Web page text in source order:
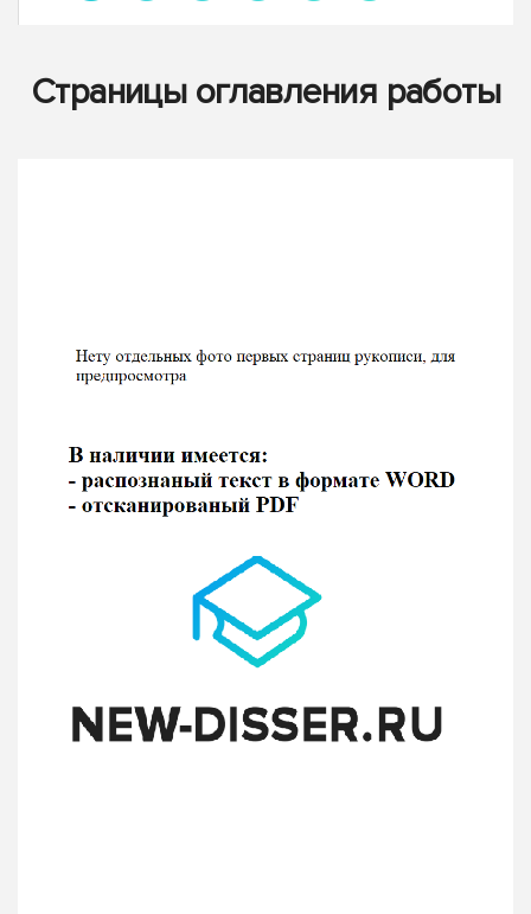
Страницы оглавления работы